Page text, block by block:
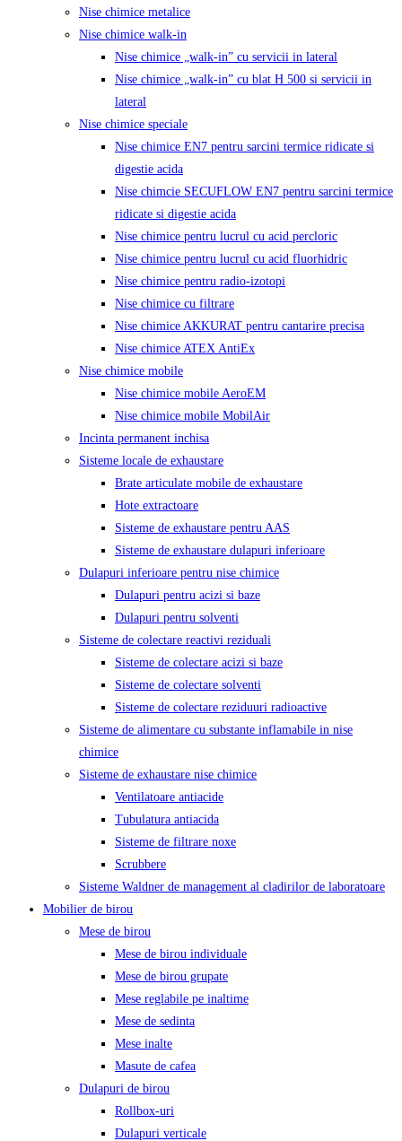
Nise chimice metalice
Nise chimice walk-in
Nise chimice „walk-in” cu servicii in lateral
Nise chimice „walk-in” cu blat H 500 si servicii in
lateral
Nise chimice speciale
Nise chimice EN7 pentru sarcini termice ridicate si
digestie acida
Nise chimcie SECUFLOW EN7 pentru sarcini termice
ridicate si digestie acida
Nise chimice pentru lucrul cu acid percloric
Nise chimice pentru lucrul cu acid fluorhidric
Nise chimice pentru radio-izotopi
Nise chimice cu filtrare
Nise chimice AKKURAT pentru cantarire precisa
Nise chimice ATEX AntiEx
Nise chimice mobile
Nise chimice mobile AeroEM
Nise chimice mobile MobilAir
Incinta permanent inchisa
Sisteme locale de exhaustare
Brate articulate mobile de exhaustare
Hote extractoare
Sisteme de exhaustare pentru AAS
Sisteme de exhaustare dulapuri inferioare
Dulapuri inferioare pentru nise chimice
Dulapuri pentru acizi si baze
Dulapuri pentru solventi
Sisteme de colectare reactivi reziduali
Sisteme de colectare acizi si baze
Sisteme de colectare solventi
Sisteme de colectare reziduuri radioactive
Sisteme de alimentare cu substante inflamabile in nise
chimice
Sisteme de exhaustare nise chimice
Ventilatoare antiacide
Tubulatura antiacida
Sisteme de filtrare noxe
Scrubbere
Sisteme Waldner de management al cladirilor de laboratoare
Mobilier de birou
Mese de birou
Mese de birou individuale
Mese de birou grupate
Mese reglabile pe inaltime
Mese de sedinta
Mese inalte
Masute de cafea
Dulapuri de birou
Rollbox-uri
Dulapuri verticale